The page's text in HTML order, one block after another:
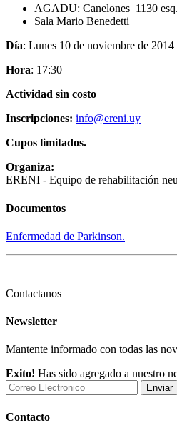
AGADU: Canelones 1130
Sala Mario Benedetti
Día: Lunes 10 de noviembre de 2014
Hora: 17:30
Actividad sin costo
Inscripciones: info@ereni.uy
Cupos limitados.
Organiza:
ERENI - Equipo de rehabilitación
Documentos
Enfermedad de Parkinson.
Contactanos
Newsletter
Mantente informado con todas las
Exito! Has sido agregado a nuestro
Enviar
Contacto